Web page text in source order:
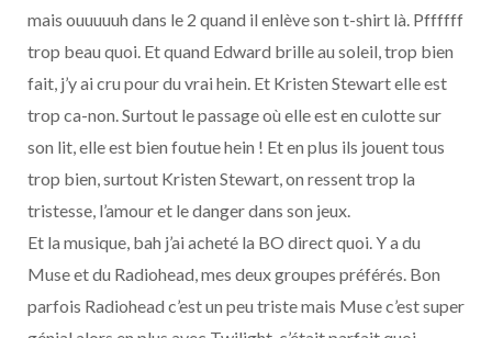
mais ouuuuuh dans le 2 quand il enlève son t-shirt là. Pffffff
trop beau quoi. Et quand Edward brille au soleil, trop bien
fait, j’y ai cru pour du vrai hein. Et Kristen Stewart elle est
trop ca-non. Surtout le passage où elle est en culotte sur
son lit, elle est bien foutue hein ! Et en plus ils jouent tous
trop bien, surtout Kristen Stewart, on ressent trop la
tristesse, l’amour et le danger dans son jeux.
Et la musique, bah j’ai acheté la BO direct quoi. Y a du
Muse et du Radiohead, mes deux groupes préférés. Bon
parfois Radiohead c’est un peu triste mais Muse c’est super